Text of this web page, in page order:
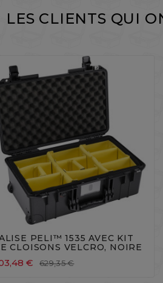
LES CLIENTS QUI
  
PELI™ 1535 AVEC KIT
CLOISONS VELCRO, NOIRE
€ 629,35 €